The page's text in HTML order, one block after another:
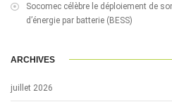
Socomec célèbre le déploiement de
d’énergie par batterie (BESS)
ARCHIVES
juillet 2026